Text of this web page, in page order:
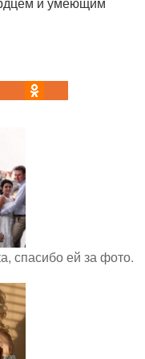
спасибо ей за фото.